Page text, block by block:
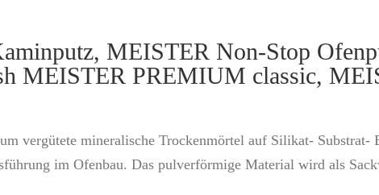
MEISTER Non-Stop
MEISTER PREMIUM classic,
vergütete mineralische Trockenmörtel auf Silikat- Substrat-
im Ofenbau. Das pulverförmige Material wird als